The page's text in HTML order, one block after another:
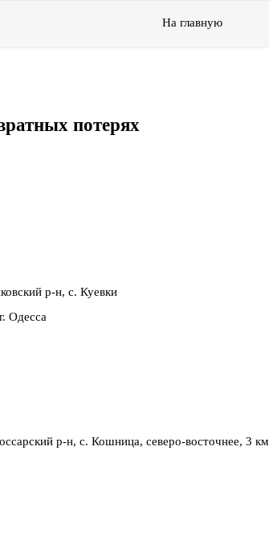
На главную
потерях
р-н, с. Куевки
Одесса
р-н, с. Кошница, северо-восточнее, 3 км